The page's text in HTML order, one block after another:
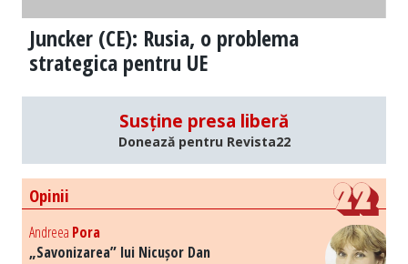
Juncker (CE): Rusia, o problema
strategica pentru UE
Susține presa liberă
Donează pentru Revista22
Opinii
Andreea Pora
„Savonizarea” lui Nicușor Dan